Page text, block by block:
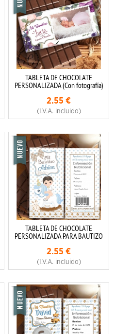
TABLETA DE CHOCOLATE
PERSONALIZADA (Con fotografía)
2.55 €
(I.V.A. incluido)
TABLETA DE CHOCOLATE
PERSONALIZADA PARA BAUTIZO
2.55 €
(I.V.A. incluido)